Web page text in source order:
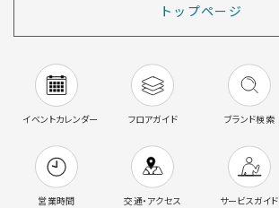
トップページ
イベントカレンダー フロアガイド ブランド検索
営業時間 交通・アクセス サービスガイド